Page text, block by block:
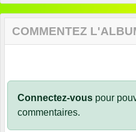
COMMENTEZ
Connectez-vous pour
commentaires.